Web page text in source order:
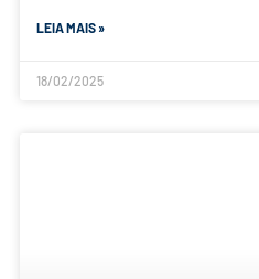
LEIA MAIS »
18/02/2025